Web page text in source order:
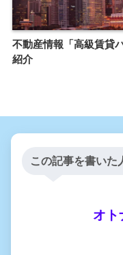
不動産情報「高級賃貸
紹介
この記事を書いた
オト